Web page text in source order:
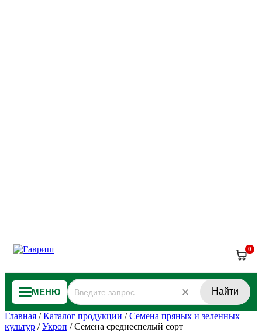
0
МЕНЮ Найти
Главная /Каталог продукции /Семена пряных и зеленных
культур /Укроп /Семена среднеспелый сорт